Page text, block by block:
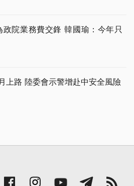
院業務費交鋒 韓國瑜：今年只
上路 陸委會示警增赴中安全風險